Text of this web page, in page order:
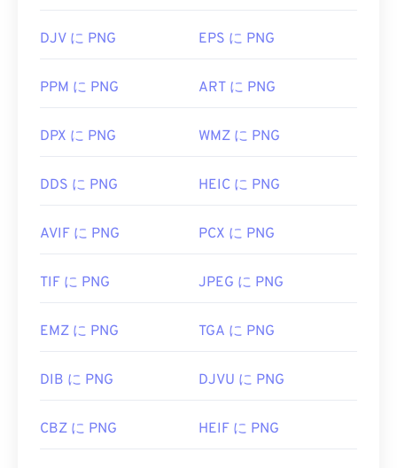
は、画像に透明部分、特に透明な背景を作成できる
初回リリース:
1996年10月1日
PNGに関するWiki記事
カラーピッカー
を使用して画像から色を選択します
DJV に PNG EPS に PNG
PPM に PNG ART に PNG
DPX に PNG WMZ に PNG
DDS に PNG HEIC に PNG
AVIF に PNG PCX に PNG
TIF に PNG JPEG に PNG
EMZ に PNG TGA に PNG
DIB に PNG DJVU に PNG
CBZ に PNG HEIF に PNG